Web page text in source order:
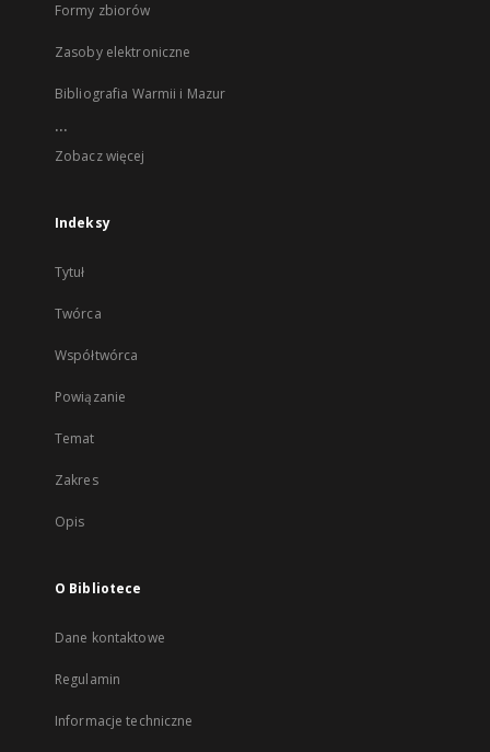
Formy zbiorów
Zasoby elektroniczne
Bibliografia Warmii i Mazur
...
Zobacz więcej
Indeksy
Tytuł
Twórca
Współtwórca
Powiązanie
Temat
Zakres
Opis
O Bibliotece
Dane kontaktowe
Regulamin
Informacje techniczne